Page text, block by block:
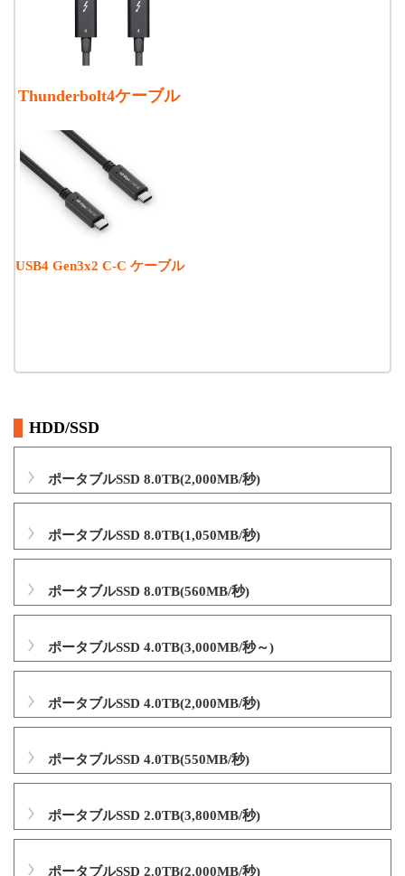
Thunderbolt4ケーブル
USB4 Gen3x2 C-C ケーブル
HDD/SSD
ポータブルSSD 8.0TB(2,000MB/秒)
ポータブルSSD 8.0TB(1,050MB/秒)
ポータブルSSD 8.0TB(560MB/秒)
ポータブルSSD 4.0TB(3,000MB/秒～)
ポータブルSSD 4.0TB(2,000MB/秒)
ポータブルSSD 4.0TB(550MB/秒)
ポータブルSSD 2.0TB(3,800MB/秒)
ポータブルSSD 2.0TB(2,000MB/秒)